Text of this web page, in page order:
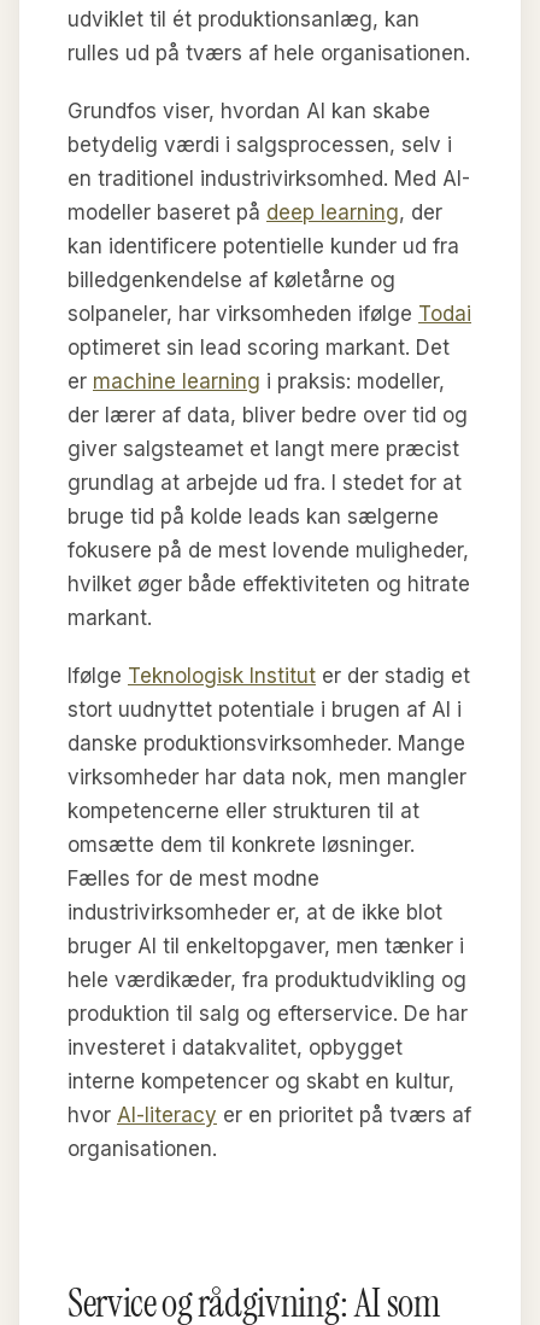
udviklet til ét produktionsanlæg, kan
rulles ud på tværs af hele organisationen.
Grundfos viser, hvordan AI kan skabe
betydelig værdi i salgsprocessen, selv i
en traditionel industrivirksomhed. Med AI-
modeller baseret på deep learning, der
kan identificere potentielle kunder ud fra
billedgenkendelse af køletårne og
solpaneler, har virksomheden ifølge Todai
optimeret sin lead scoring markant. Det
er machine learning i praksis: modeller,
der lærer af data, bliver bedre over tid og
giver salgsteamet et langt mere præcist
grundlag at arbejde ud fra. I stedet for at
bruge tid på kolde leads kan sælgerne
fokusere på de mest lovende muligheder,
hvilket øger både effektiviteten og hitrate
markant.
Ifølge Teknologisk Institut er der stadig et
stort uudnyttet potentiale i brugen af AI i
danske produktionsvirksomheder. Mange
virksomheder har data nok, men mangler
kompetencerne eller strukturen til at
omsætte dem til konkrete løsninger.
Fælles for de mest modne
industrivirksomheder er, at de ikke blot
bruger AI til enkeltopgaver, men tænker i
hele værdikæder, fra produktudvikling og
produktion til salg og efterservice. De har
investeret i datakvalitet, opbygget
interne kompetencer og skabt en kultur,
hvor AI-literacy er en prioritet på tværs af
organisationen.
Service og rådgivning: AI som